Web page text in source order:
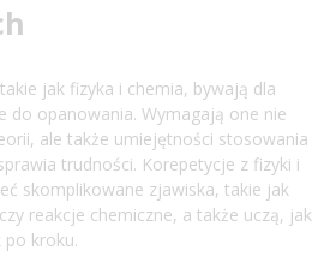
jak fizyka i chemia, bywają dla
do opanowania. Wymagają one nie
ale także umiejętności stosowania
trudności. Korepetycje z fizyki i
skomplikowane zjawiska, takie jak
reakcje chemiczne, a także uczą, jak
po kroku.